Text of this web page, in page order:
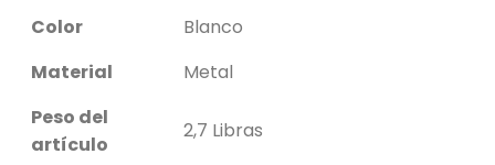
Color
Blanco
Material
Metal
Peso del
artículo
2,7 Libras